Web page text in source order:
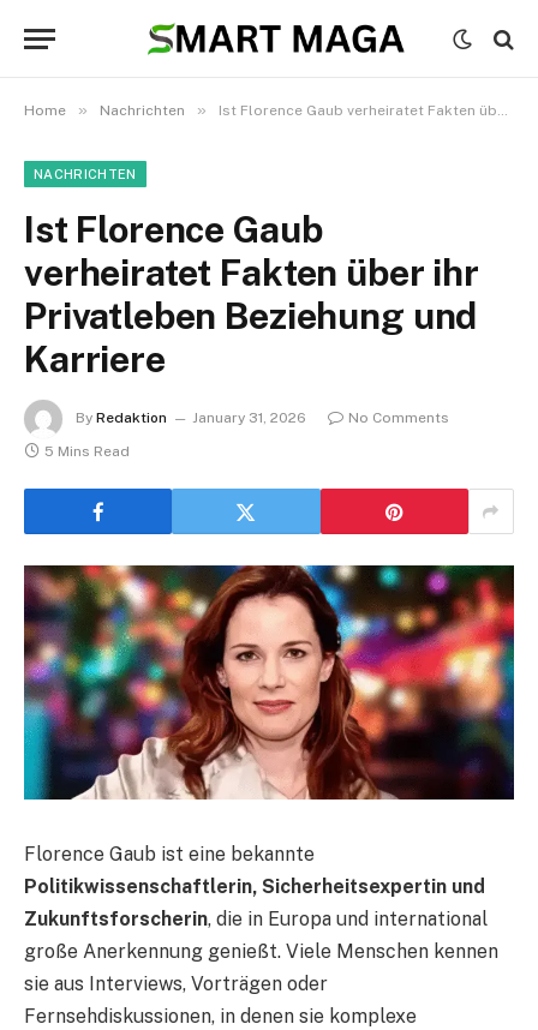
Home » Nachrichten » Ist Florence Gaub verheiratet Fakten über ihr Privatleben Beziehung und Karriere
NACHRICHTEN
Ist Florence Gaub
verheiratet Fakten über ihr
Privatleben Beziehung und
Karriere
By Redaktion January 31, 2026
No Comments
5 Mins Read
Florence Gaub ist eine bekannte
Politikwissenschaftlerin, Sicherheitsexpertin und
Zukunftsforscherin, die in Europa und international
große Anerkennung genießt. Viele Menschen kennen
sie aus Interviews, Vorträgen oder
Fernsehdiskussionen, in denen sie komplexe